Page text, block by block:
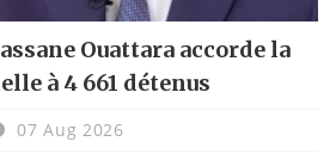
Ouattara accorde la
à 4 661 détenus
07 Aug 2026